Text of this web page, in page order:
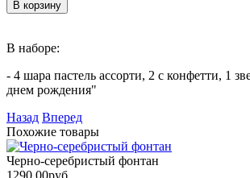
В наборе:
- 4 шара пастель ассорти, 2 с конфетти, 1
днем рождения"
Назад Вперед
Похожие товары
Черно-серебристый фонтан
1290.00руб.